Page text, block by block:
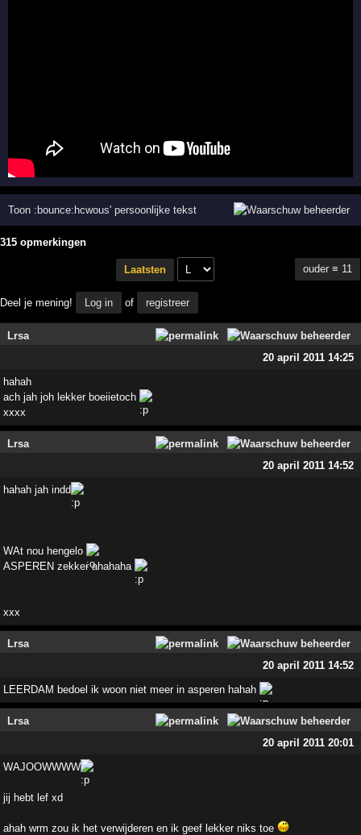
Toon :bounce:hcwous' persoonlijke tekst
315 opmerkingen
Laatsten ouder ≡ 11
Deel je mening! Log in of registreer
Lrsa
20 april 2011 14:25
hahah
ach jah joh lekker boeiietoch
xxxx
Lrsa
20 april 2011 14:52
hahah jah indd
WAt nou hengelo
ASPEREN zekker ahahaha
xxx
Lrsa
20 april 2011 14:52
LEERDAM bedoel ik woon niet meer in asperen hahah
Lrsa
20 april 2011 20:01
WAJOOWWWW
jij hebt lef xd
ahah wrm zou ik het verwijderen en ik geef lekker niks toe